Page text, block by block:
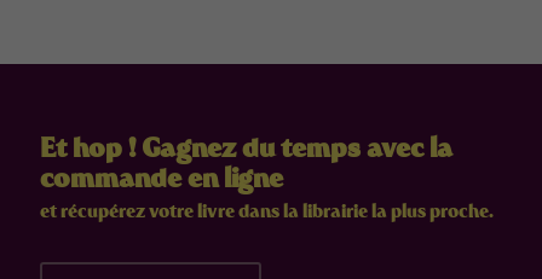
Et hop ! Gagnez du temps avec la
commande en ligne
et récupérez votre livre dans la librairie la plus proche.